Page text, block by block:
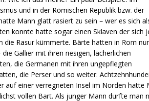
und in der Römischen Republik bzw. der
Mann glatt rasiert zu sein – wer es sich
konnte hatte sogar einen Sklaven der sich
die Rasur kümmerte. Bärte hatten in Rom
die Gallier mit ihren riesigen, lächerlichen
die Germanen mit ihren ungepflegten
die Perser und so weiter.
auf einer verregneten Insel im Norden hatte
vollen Bart. Als junger Mann durfte man